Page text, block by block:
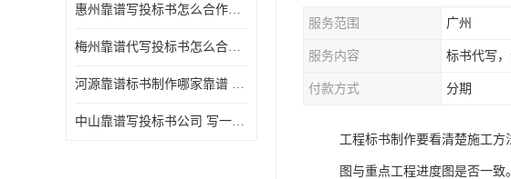
惠州靠谱写投标书怎么合作的 标书好写吗
梅州靠谱代写投标书怎么合作的 写一份标书多少钱
河源靠谱标书制作哪家靠谱 标书制作课程
中山靠谱写投标书公司 写一份标书多少钱
服务范围 广州
服务内容 标书代写
付款方式 分期
工程标书制作要看清楚施工
图与重点工程进度图是否一致。